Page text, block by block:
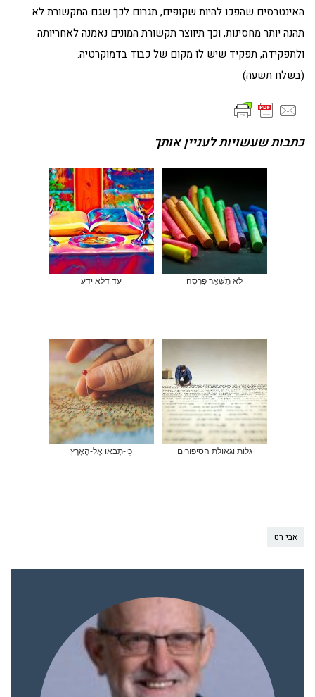
האינטרסים שהפכו להיות שקופים, תגרום לכך שגם התקשורת לא
תהנה יותר מחסינות, וכך תיווצר תקשורת המונים נאמנה לאחריותה
ולתפקידה, תפקיד שיש לו מקום של כבוד בדמוקרטיה.
(בשלח תשעה)
כתבות שעשויות לעניין אותך
לֹא תִשָּׁאֵר פַּרְסָה עד דלא ידע
גלות וגאולת הסיפורים כִּי-תָבֹאוּ אֶל-הָאָרֶץ
אבי רט